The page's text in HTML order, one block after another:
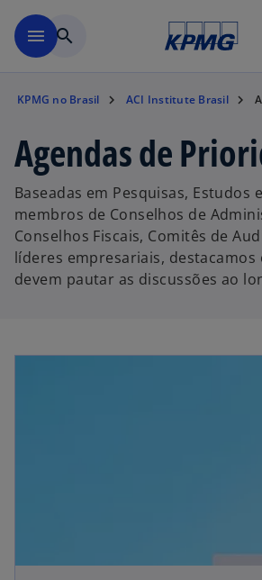
menu search
KPMG no Brasil ACI Institute Brasil
Agendas de
Baseadas em Pesquisas, Estudos
membros de Conselhos de
Conselhos Fiscais, Comitês de
líderes empresariais, destacamos
devem pautar as discussões ao